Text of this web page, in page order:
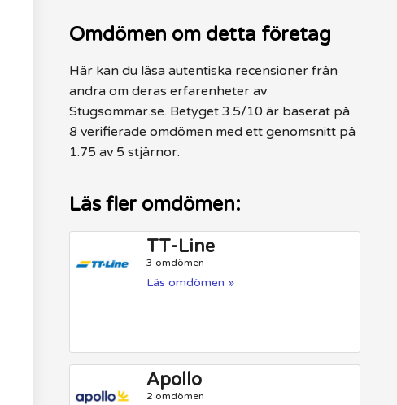
Omdömen om detta företag
Här kan du läsa autentiska recensioner från
andra om deras erfarenheter av
Stugsommar.se. Betyget 3.5/10 är baserat på
8 verifierade omdömen med ett genomsnitt på
1.75 av 5 stjärnor.
Läs fler omdömen:
TT-Line
3 omdömen
Läs omdömen »
Apollo
2 omdömen